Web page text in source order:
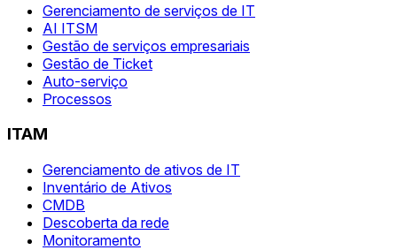
Gerenciamento de serviços de IT
AI ITSM
Gestão de serviços empresariais
Gestão de Ticket
Auto-serviço
Processos
ITAM
Gerenciamento de ativos de IT
Inventário de Ativos
CMDB
Descoberta da rede
Monitoramento